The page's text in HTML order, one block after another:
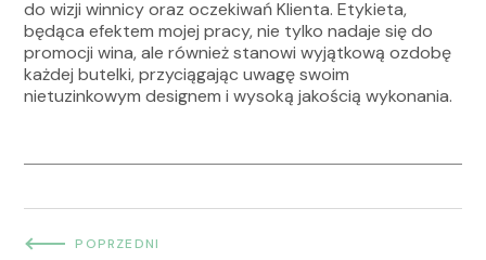
do wizji winnicy oraz oczekiwań Klienta. Etykieta,
będąca efektem mojej pracy, nie tylko nadaje się do
promocji wina, ale również stanowi wyjątkową ozdobę
każdej butelki, przyciągając uwagę swoim
nietuzinkowym designem i wysoką jakością wykonania.
POPRZEDNI